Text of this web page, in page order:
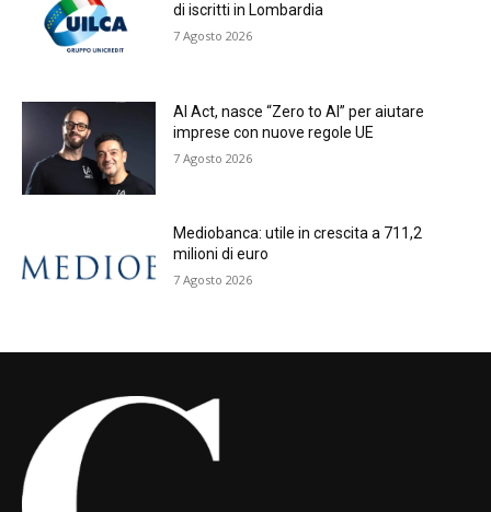
di iscritti in Lombardia
7 Agosto 2026
AI Act, nasce “Zero to AI” per aiutare
imprese con nuove regole UE
7 Agosto 2026
Mediobanca: utile in crescita a 711,2
milioni di euro
7 Agosto 2026